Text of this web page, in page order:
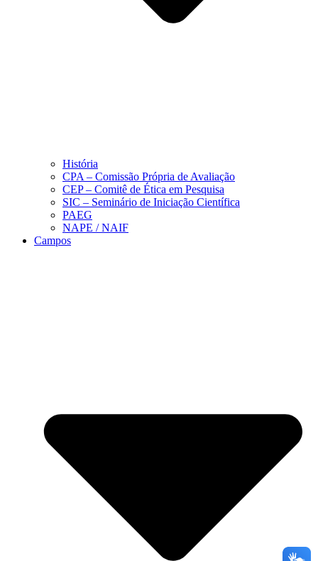
História
CPA – Comissão Própria de Avaliação
CEP – Comitê de Ética em Pesquisa
SIC – Seminário de Iniciação Científica
PAEG
NAPE / NAIF
Campos